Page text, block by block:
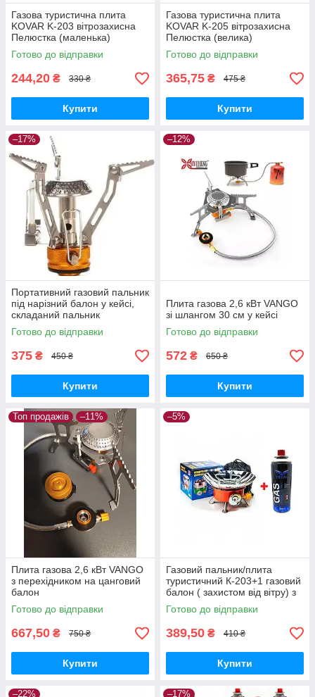
Газова туристична плита
KOVAR K-203 вітрозахисна
Пелюстка (маленька)
Готово до відправки
244,20 ₴ 330 ₴
Купити
Газова туристична плита
KOVAR K-205 вітрозахисна
Пелюстка (велика)
Готово до відправки
365,75 ₴ 475 ₴
Купити
–17%
Портативний газовий пальник
під нарізний балон у кейсі,
складаний пальник
Готово до відправки
375 ₴ 450 ₴
Купити
–12%
Плита газова 2,6 кВт VANGO
зі шлангом 30 см у кейсі
Готово до відправки
572 ₴ 650 ₴
Купити
Топ продажів –11%
Плита газова 2,6 кВт VANGO
з перехідником на цанговий
балон
Готово до відправки
667,50 ₴ 750 ₴
Купити
–5%
Газовий пальник/плита
туристичний К-203+1 газовий
балон ( захистом від вітру) з
п'єзопідпалом і чохлом
Готово до відправки
389,50 ₴ 410 ₴
Купити
–22% –17%